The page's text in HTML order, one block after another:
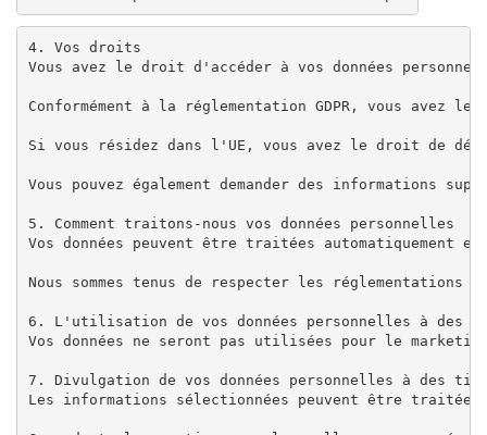
4. Vos droits
Vous avez le droit d'accéder à vos données
Conformément à la réglementation GDPR, vous avez
Si vous résidez dans l'UE, vous avez le droit de
Vous pouvez également demander des informations
5. Comment traitons-nous vos données personnelles
Vos données peuvent être traitées
Nous sommes tenus de respecter les
6. L'utilisation de vos données personnelles à des
Vos données ne seront pas utilisées pour le
7. Divulgation de vos données personnelles à des
Les informations sélectionnées peuvent être